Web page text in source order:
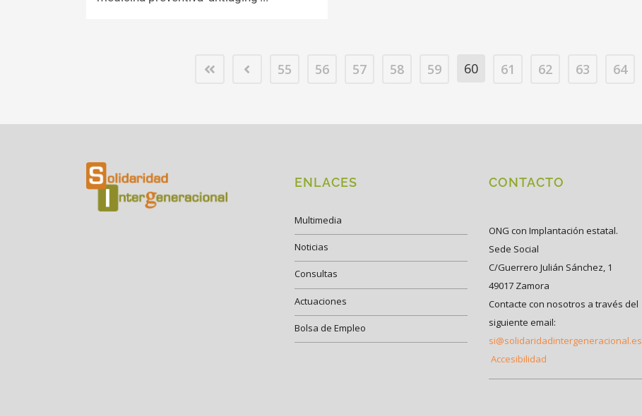
55 56 57 58 59 60 61 62 63 64
ENLACES
Multimedia
Noticias
Consultas
Actuaciones
Bolsa de Empleo
CONTACTO
ONG con Implantación estatal.
Sede Social
C/Guerrero Julián Sánchez, 1
49017 Zamora
Contacte con nosotros a través del
siguiente email:
si@solidaridadintergeneracional.es
Accesibilidad